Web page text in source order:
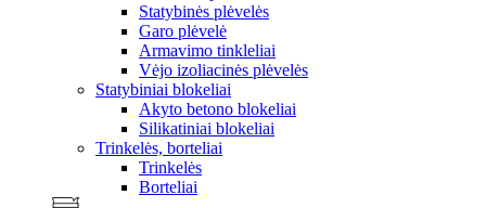
Statybinės plėvelės
Garo plėvelė
Armavimo tinkleliai
Vėjo izoliacinės plėvelės
Statybiniai blokeliai
Akyto betono blokeliai
Silikatiniai blokeliai
Trinkelės, borteliai
Trinkelės
Borteliai